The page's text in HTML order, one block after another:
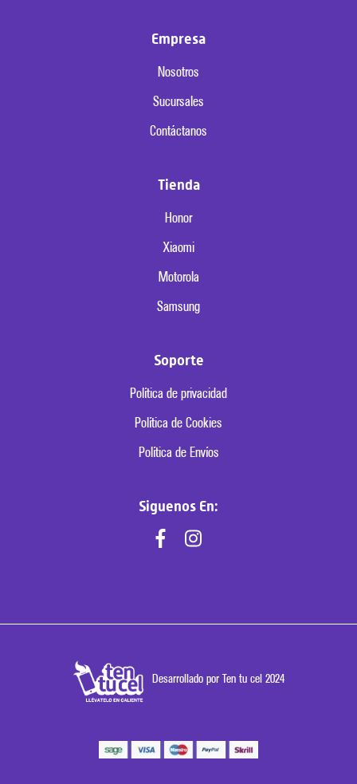
Empresa
Nosotros
Sucursales
Contáctanos
Tienda
Honor
Xiaomi
Motorola
Samsung
Soporte
Política de privacidad
Política de Cookies
Política de Envíos
Siguenos En:
Desarrollado por Ten tu cel 2024